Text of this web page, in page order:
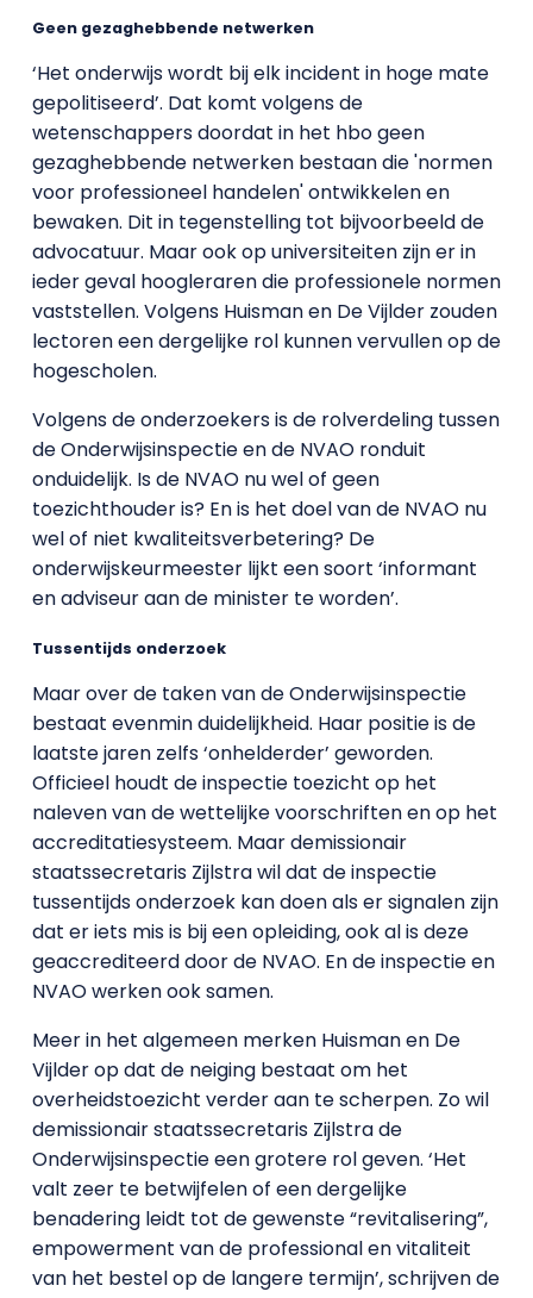
Geen gezaghebbende netwerken
‘Het onderwijs wordt bij elk incident in hoge mate
gepolitiseerd’. Dat komt volgens de
wetenschappers doordat in het hbo geen
gezaghebbende netwerken bestaan die 'normen
voor professioneel handelen' ontwikkelen en
bewaken. Dit in tegenstelling tot bijvoorbeeld de
advocatuur. Maar ook op universiteiten zijn er in
ieder geval hoogleraren die professionele normen
vaststellen. Volgens Huisman en De Vijlder zouden
lectoren een dergelijke rol kunnen vervullen op de
hogescholen.
Volgens de onderzoekers is de rolverdeling tussen
de Onderwijsinspectie en de NVAO ronduit
onduidelijk. Is de NVAO nu wel of geen
toezichthouder is? En is het doel van de NVAO nu
wel of niet kwaliteitsverbetering? De
onderwijskeurmeester lijkt een soort ‘informant
en adviseur aan de minister te worden’.
Tussentijds onderzoek
Maar over de taken van de Onderwijsinspectie
bestaat evenmin duidelijkheid. Haar positie is de
laatste jaren zelfs ‘onhelderder’ geworden.
Officieel houdt de inspectie toezicht op het
naleven van de wettelijke voorschriften en op het
accreditatiesysteem. Maar demissionair
staatssecretaris Zijlstra wil dat de inspectie
tussentijds onderzoek kan doen als er signalen zijn
dat er iets mis is bij een opleiding, ook al is deze
geaccrediteerd door de NVAO. En de inspectie en
NVAO werken ook samen.
Meer in het algemeen merken Huisman en De
Vijlder op dat de neiging bestaat om het
overheidstoezicht verder aan te scherpen. Zo wil
demissionair staatssecretaris Zijlstra de
Onderwijsinspectie een grotere rol geven. ‘Het
valt zeer te betwijfelen of een dergelijke
benadering leidt tot de gewenste “revitalisering”,
empowerment van de professional en vitaliteit
van het bestel op de langere termijn’, schrijven de